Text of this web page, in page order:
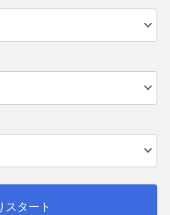
スタート